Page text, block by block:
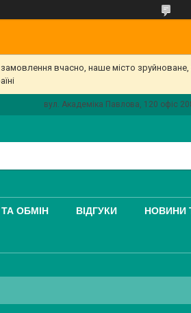
вчасно, наше місто
вул. Академіка Павлова, 120 офіс
ОБМІН ВІДГУКИ НОВИНИ